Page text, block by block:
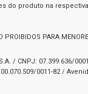
do produto na
PARA
/ CNPJ: 07.399.636/
0011-82 /